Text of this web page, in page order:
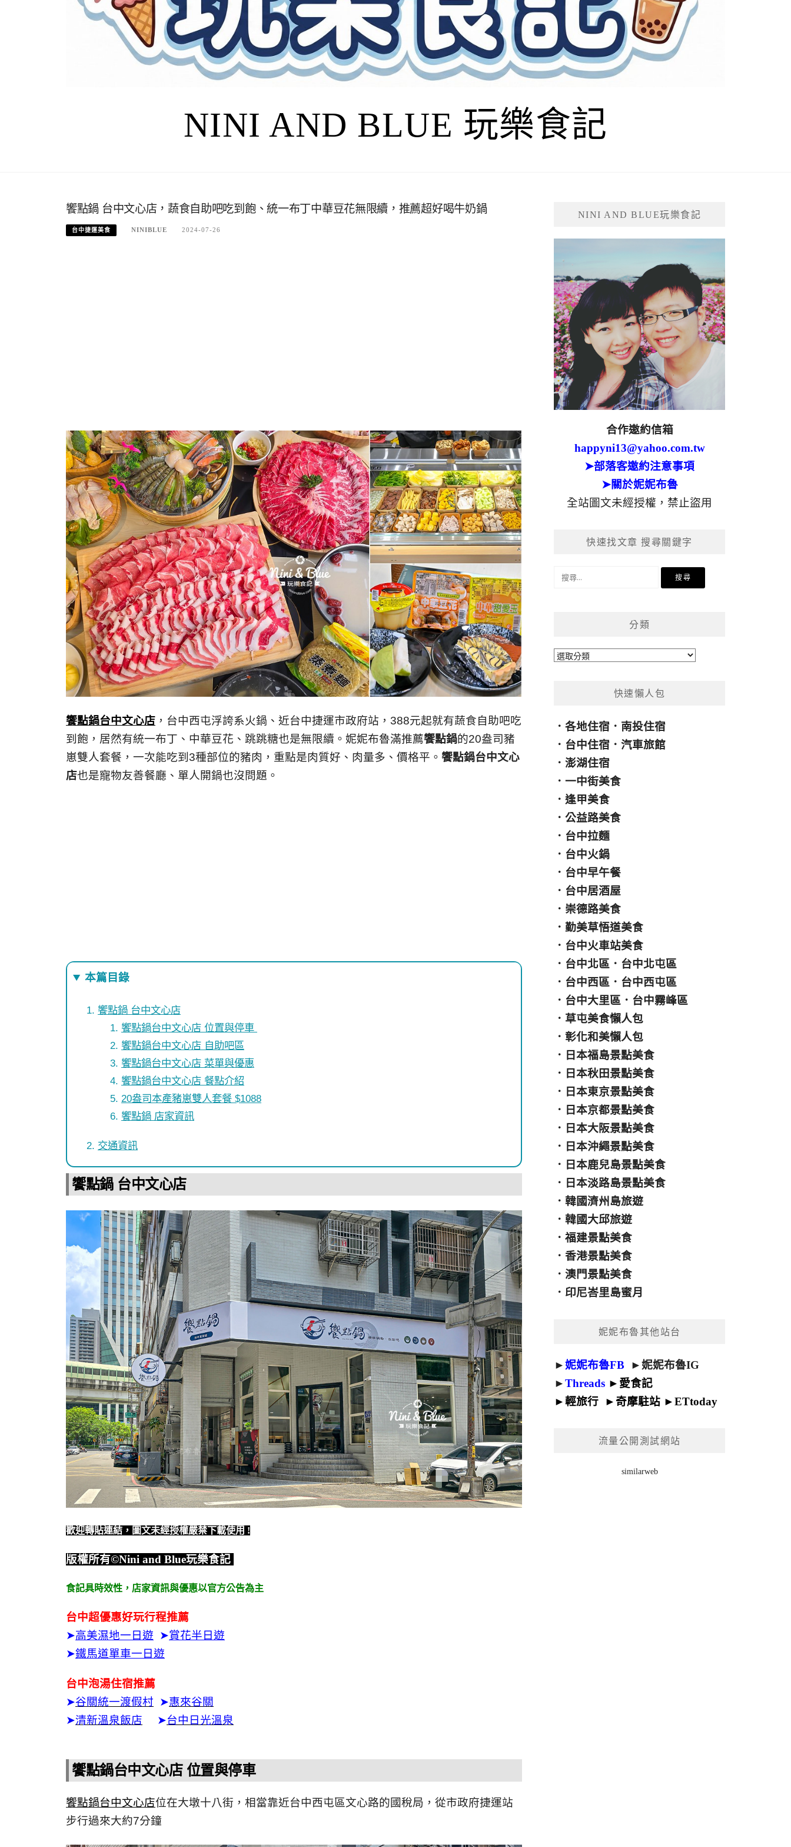
NINI AND BLUE 玩樂食記
饗點鍋 台中文心店，蔬食自助吧吃到飽、統一布丁中華豆花無限續，推薦超好喝牛奶鍋
台中捷運美食 NINIBLUE 2024-07-26
饗點鍋台中文心店 ，台中西屯浮誇系火鍋、近台中捷運市政府站， 388元起就有蔬食自助吧吃
到飽，居然有統一布丁、中華豆花、跳跳糖也是無限續。妮妮布魯滿推薦饗點鍋的20盎司豬
崽雙人套餐，一次能吃到3種部位的豬肉，重點是肉質好、肉量多、價格平。 饗點鍋台中文心
店也是寵物友善餐廳、單人開鍋也沒問題。
本篇目錄
饗點鍋 台中文心店
饗點鍋台中文心店 位置與停車
饗點鍋台中文心店 自助吧區
饗點鍋台中文心店 菜單與優惠
饗點鍋台中文心店 餐點介紹
20盎司本產豬崽雙人套餐 $1088
饗點鍋 店家資訊
交通資訊
饗點鍋 台中文心店
歡迎轉貼連結，圖文未經授權嚴禁下載使用 !
版權所有©Nini and Blue玩樂食記
食記具時效性， 店家資訊與優惠以官方公告為主
台中超優惠好玩行程推薦
➤高美濕地一日遊 ➤賞花半日遊
➤鐵馬道單車一日遊
台中泡湯住宿推薦
➤谷關統一渡假村 ➤惠來谷關
➤清新溫泉飯店 ➤台中日光溫泉
饗點鍋台中文心店 位置與停車
饗點鍋台中文心店位在大墩十八街，相當靠近台中西屯區文心路的國稅局，從市政府捷運站
步行過來大約7分鐘
NINI AND BLUE玩樂食記
合作邀約信箱
happyni13@yahoo.com.tw
➤部落客邀約注意事項
➤關於妮妮布魯
全站圖文未經授權，禁止盜用
快速找文章 搜尋關鍵字
分類
分
快速懶人包
．各地住宿 ． 南投住宿
． 台中住宿 ．汽車旅館
．澎湖住宿
．一中街美食
．逢甲美食
．公益路美食
． 台中拉麵
． 台中火鍋
． 台中早午餐
． 台中居酒屋
． 崇德路美食
．勤美草悟道美食
． 台中火車站美食
． 台中北區 ． 台中北屯區
． 台中西區 ． 台中西屯區
． 台中大里區 ． 台中霧峰區
． 草屯美食懶人包
．彰化和美懶人包
． 日本福島景點美食
． 日本秋田景點美食
． 日本東京景點美食
． 日本京都景點美食
． 日本大阪景點美食
． 日本沖繩景點美食
． 日本鹿兒島景點美食
． 日本淡路島景點美食
．韓國濟州島旅遊
．韓國大邱旅遊
．福建景點美食
．香港景點美食
．澳門景點美食
． 印尼峇里島蜜月
妮妮布魯其他站台
►妮妮布魯FB ►妮妮布魯IG
►Threads ► 愛食記
►輕旅行 ► 奇摩駐站 ►ETtoday
流量公開測試網站
similarweb